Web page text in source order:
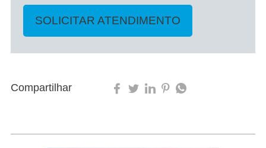
SOLICITAR ATENDIMENTO
Compartilhar